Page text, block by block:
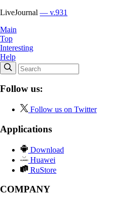
LiveJournal — v.931
Main
Top
Interesting
Help
Follow us:
Follow us on Twitter
Applications
Download
Huawei
RuStore
COMPANY